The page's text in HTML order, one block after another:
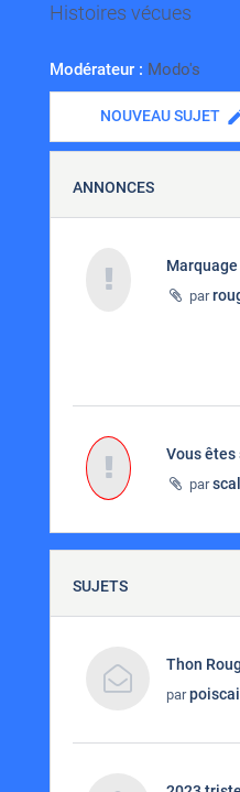
Histoires vécues
Modérateur : Modo's
NOUVEAU SUJET
ANNONCES
par
Vous
parscal
SUJETS
Thon
par